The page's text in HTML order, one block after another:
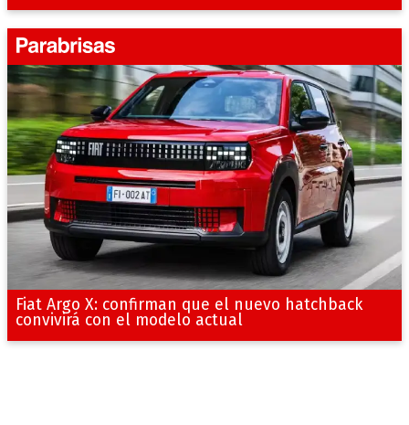
Fiat Argo X: confirman que el nuevo hatchback
convivirá con el modelo actual